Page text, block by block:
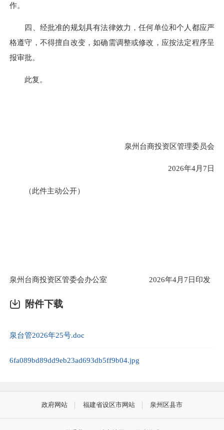
作。
四、经批准的规划具有法律效力，任何单位和个人都应严
格遵守，不得擅自改变，如确需调整或修改，应按法定程序呈
报审批。
此复。
泉州台商投资区管理委员会
2026年4月7日
（此件主动公开）
泉州台商投资区管委会办公室 2026年4月7日印发
附件下载
泉台管2026年25号.doc
6fa089bd89dd9eb23ad693db5ff9b04.jpg
政府网站 福建省设区市网站 泉州区县市